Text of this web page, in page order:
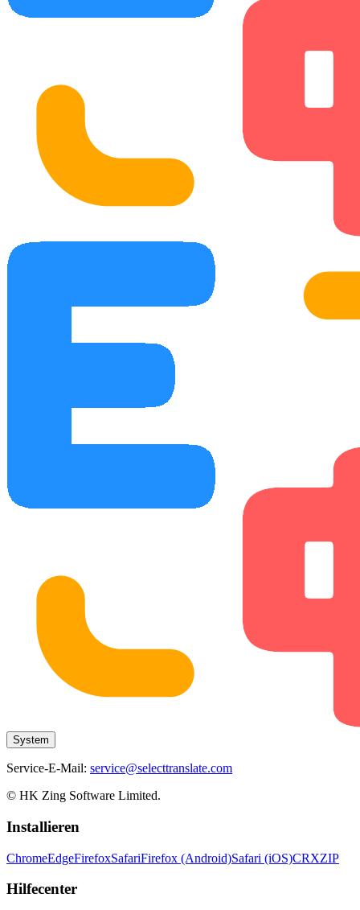
System
Service-E-Mail: service@selecttranslate.com
© HK Zing Software Limited.
Installieren
ChromeEdgeFirefoxSafariFirefox (Android)Safari (iOS)CRXZIP
Hilfecenter